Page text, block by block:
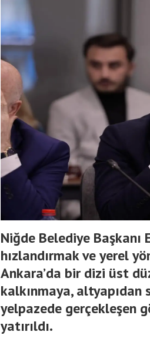
Niğde Belediye Başkanı
hızlandırmak ve yerel
Ankara’da bir dizi üst
kalkınmaya,
yelpazede gerçekleşen
yatırıldı.